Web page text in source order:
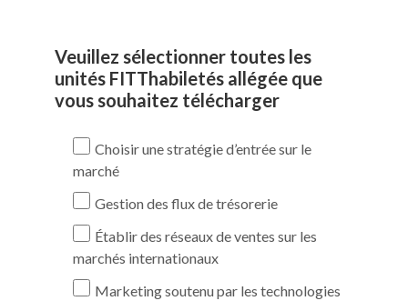
Veuillez sélectionner toutes les
unités FITThabiletés allégée que
vous souhaitez télécharger
Choisir une stratégie d’entrée sur le
marché
Gestion des flux de trésorerie
Établir des réseaux de ventes sur les
marchés internationaux
Marketing soutenu par les technologies